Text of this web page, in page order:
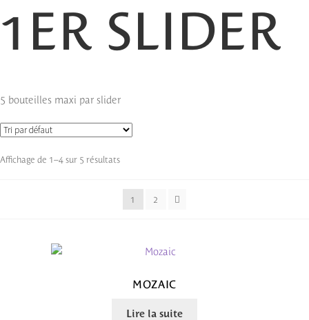
1ER SLIDER
5 bouteilles maxi par slider
Affichage de 1–4 sur 5 résultats
1 2
MOZAIC
Lire la suite